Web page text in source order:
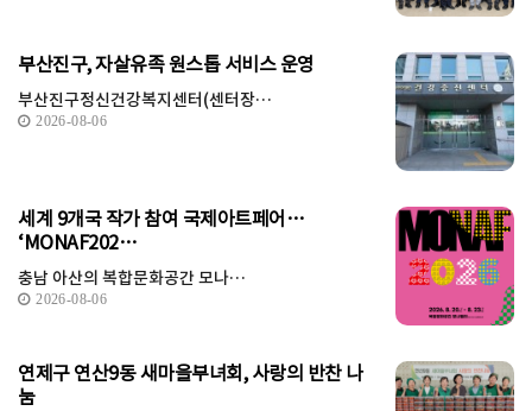
부산진구, 자살유족 원스톱 서비스 운영
부산진구정신건강복지센터(센터장…
2026-08-06
세계 9개국 작가 참여 국제아트페어…
‘MONAF202…
충남 아산의 복합문화공간 모나…
2026-08-06
연제구 연산9동 새마을부녀회, 사랑의 반찬 나
눔